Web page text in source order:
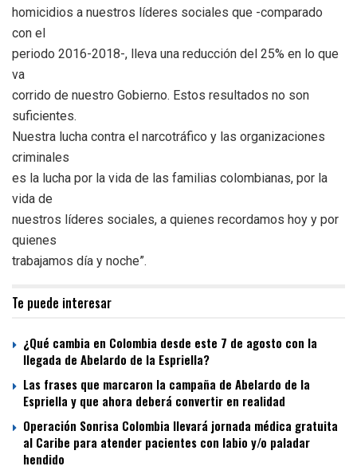
homicidios a nuestros líderes sociales que -comparado
con el
periodo 2016-2018-, lleva una reducción del 25% en lo que
va
corrido de nuestro Gobierno. Estos resultados no son
suficientes.
Nuestra lucha contra el narcotráfico y las organizaciones
criminales
es la lucha por la vida de las familias colombianas, por la
vida de
nuestros líderes sociales, a quienes recordamos hoy y por
quienes
trabajamos día y noche”.
Te puede interesar
¿Qué cambia en Colombia desde este 7 de agosto con la
llegada de Abelardo de la Espriella?
Las frases que marcaron la campaña de Abelardo de la
Espriella y que ahora deberá convertir en realidad
Operación Sonrisa Colombia llevará jornada médica gratuita
al Caribe para atender pacientes con labio y/o paladar
hendido